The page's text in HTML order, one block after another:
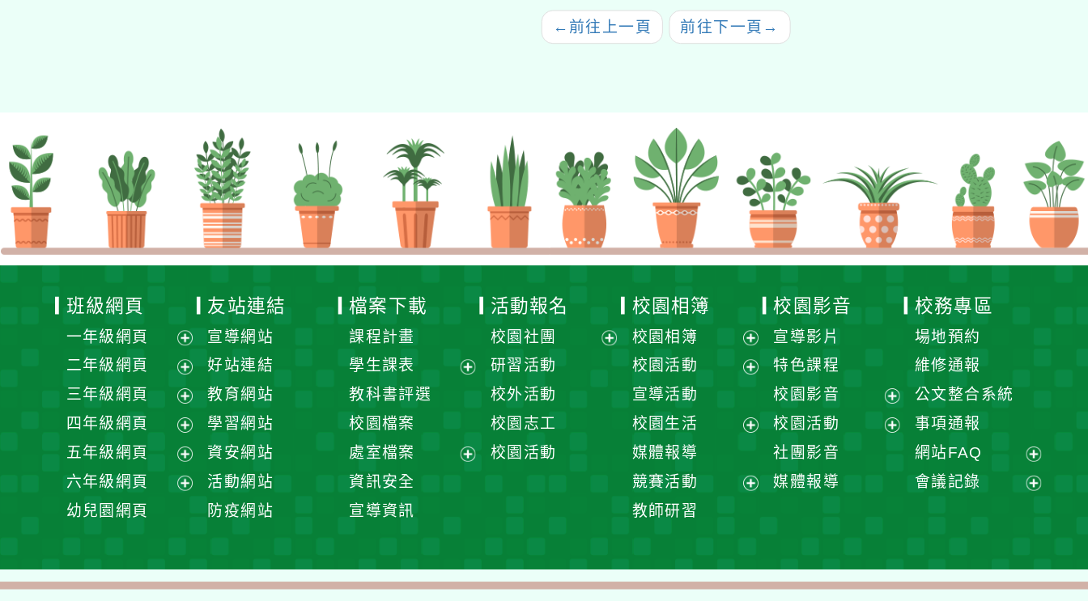
← 前往上一頁 前往下一頁 →
班級網頁
一年級網頁
展
選
單
二年級網頁
展
選
單
三年級網頁
展
選
單
四年級網頁
展
開
選
五年級網頁
展
開
六年級網頁
單
幼兒園網頁
友站連結
宣導網站
好站連結
教育網站
學習網站
資安網站
活動網站
防疫網站
檔案下載
課程計畫
學生課表
單
教科書評選
校園檔案
處室檔案
資訊安全
宣導資訊
活動報名
校園社團
研習活動
校外活動
校園志工
校園活動
校園相簿
校園相簿
展
單
校園活動
選
宣導活動
校園生活
選
媒體報導
競賽活動
單
教師研習
校園影音
宣導影片
特色課程
校園影音
展
校園活動
社團影音
媒體報導
校務專區
場地預約
維修通報
公文整合系統
事項通報
網站FAQ
展
開
會議記錄
單